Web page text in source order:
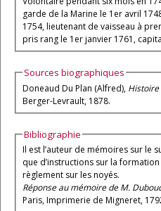
garde de la Marine le 1er avril
1754, lieutenant de vaisseau à
pris rang le 1er janvier 1761,
Sources biographiques
Doneaud Du Plan (Alfred), Histoire
Berger-Levrault, 1878.
Bibliographie
Il est l’auteur de mémoires sur le
que d’instructions sur la
règlement sur les noyés.
Réponse au mémoire de M.
Paris, Imprimerie de Migneret,